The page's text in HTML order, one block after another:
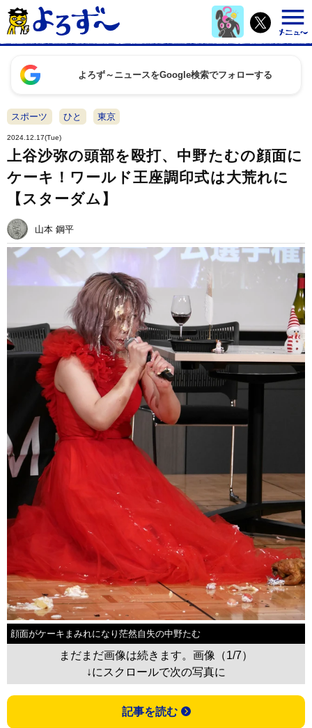
よろず～ニュースをGoogle検索でフォローする
スポーツ ひと 東京
2024.12.17(Tue)
上谷沙弥の頭部を殴打、中野たむの顔面に
ケーキ！ワールド王座調印式は大荒れに
【スターダム】
山本 鋼平
顔面がケーキまみれになり茫然自失の中野たむ
まだまだ画像は続きます。画像（1/7）
↓にスクロールで次の写真に
記事を読む